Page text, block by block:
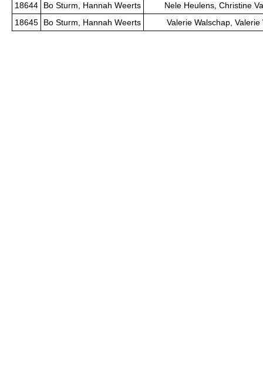
18644
Bo Sturm, Hannah Weerts
Nele Heulens, Christine
18645
Bo Sturm, Hannah Weerts Valerie Walschap, Valerie